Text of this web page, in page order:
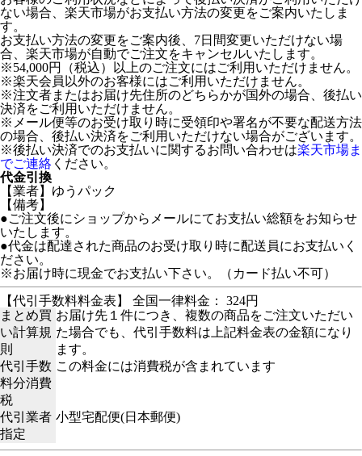
ない場合、楽天市場がお支払い方法の変更をご案内いたしま
す。
お支払い方法の変更をご案内後、7日間変更いただけない場
合、楽天市場が自動でご注文をキャンセルいたします。
※54,000円（税込）以上のご注文にはご利用いただけません。
※楽天会員以外のお客様にはご利用いただけません。
※注文者またはお届け先住所のどちらかが国外の場合、後払い
決済をご利用いただけません。
※メール便等のお受け取り時に受領印や署名が不要な配送方法
の場合、後払い決済をご利用いただけない場合がございます。
※後払い決済でのお支払いに関するお問い合わせは楽天市場ま
でご連絡 ください。
代金引換
【業者】ゆうパック
【備考】
●ご注文後にショップからメールにてお支払い総額をお知らせ
いたします。
●代金は配達された商品のお受け取り時に配送員にお支払いく
ださい。
※お届け時に現金でお支払い下さい。（カード払い不可）
【代引手数料料金表】 全国一律料金： 324円
まとめ買
い計算規
則
お届け先１件につき、複数の商品をご注文いただい
た場合でも、代引手数料は上記料金表の金額になり
ます。
代引手数
料分消費
税
この料金には消費税が含まれています
代引業者
指定
小型宅配便(日本郵便)